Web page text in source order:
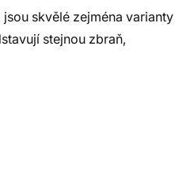
skvělé zejména varianty
stejnou zbraň,